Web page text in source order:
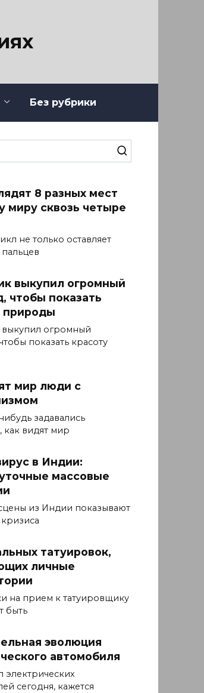
Без рубрики
8 разных мест
миру сквозь четыре
не только оставляет
пальцев
выкупил огромный
чтобы показать
природы
огромный
показать красоту
мир люди с
задавались
как видят мир
в Индии:
массовые
из Индии показывают
татуировок,
личные
на прием к татуировщику
быть
эволюция
автомобиля
электрических
сегодня, кажется